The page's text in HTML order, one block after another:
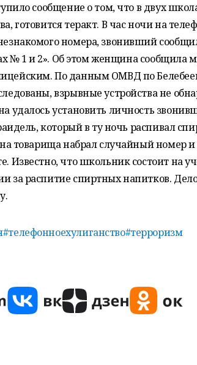
сообщение о том, что в двух
готовится теракт. В час ночи на
номера, звонивший
№ 1 и 2». Об этом женщина сообщила
По данным ОМВД по
взрывные устройства не
удалось установить личность
который в ту ночь распивал
товарища набрал случайный номер и
Известно, что школьник состоит на
за распитие спиртных напитков.
#телефонноехулиганство#терроризм